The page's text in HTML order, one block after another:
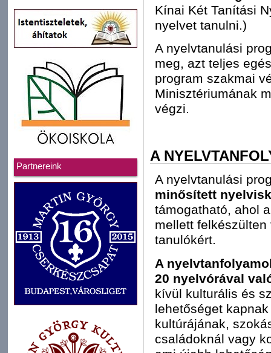
Partnereink
Kínai Két Tanítási
nyelvet tanulni.)
A nyelvtanulási
meg, azt teljes
program szakmai
Minisztériumának
végzi.
A
A nyelvtanulási
minősített
támogatható, ahol
mellett
tanulókért.
A
20 nyelvórával
kívül kulturális és
lehetőséget
kultúrájának,
családoknál vagy